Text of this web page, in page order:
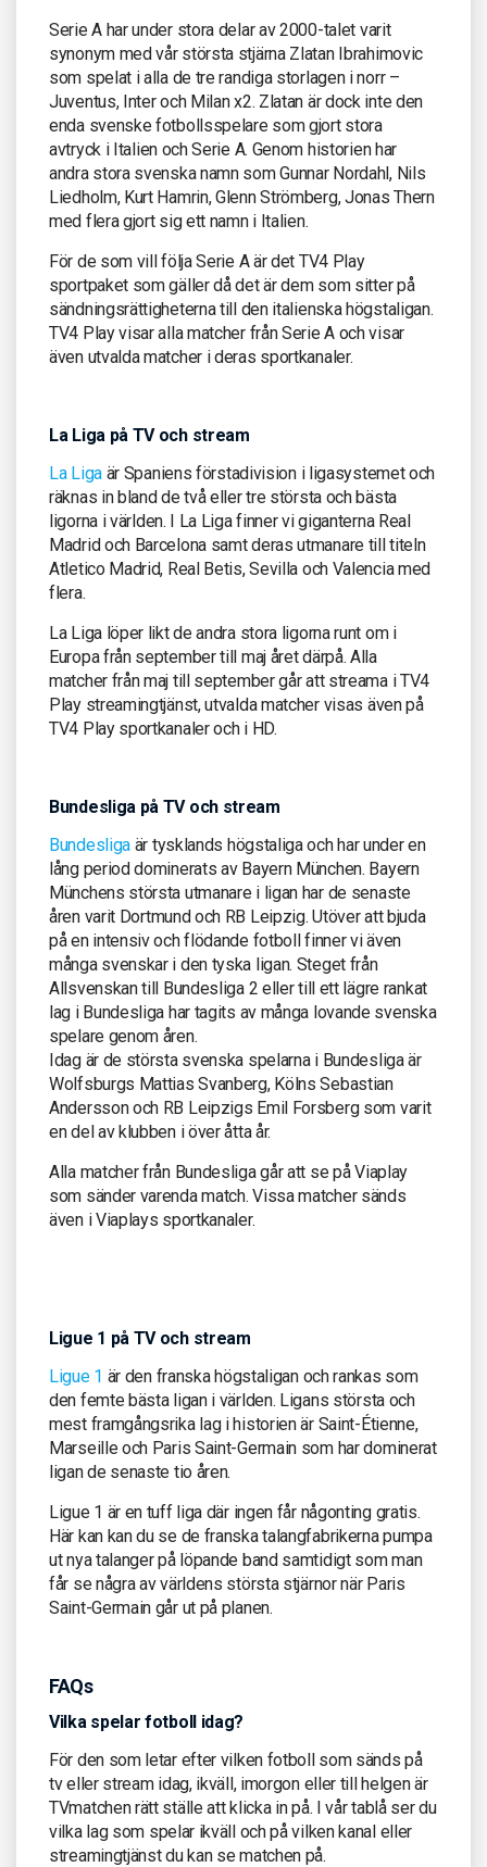
Serie A har under stora delar av 2000-talet varit
synonym med vår största stjärna Zlatan Ibrahimovic
som spelat i alla de tre randiga storlagen i norr –
Juventus, Inter och Milan x2. Zlatan är dock inte den
enda svenske fotbollsspelare som gjort stora
avtryck i Italien och Serie A. Genom historien har
andra stora svenska namn som Gunnar Nordahl, Nils
Liedholm, Kurt Hamrin, Glenn Strömberg, Jonas Thern
med flera gjort sig ett namn i Italien.
För de som vill följa Serie A är det TV4 Play
sportpaket som gäller då det är dem som sitter på
sändningsrättigheterna till den italienska högstaligan.
TV4 Play visar alla matcher från Serie A och visar
även utvalda matcher i deras sportkanaler.
La Liga på TV och stream
La Ligaär Spaniens förstadivision i ligasystemet och
räknas in bland de två eller tre största och bästa
ligorna i världen. I La Liga finner vi giganterna Real
Madrid och Barcelona samt deras utmanare till titeln
Atletico Madrid, Real Betis, Sevilla och Valencia med
flera.
La Liga löper likt de andra stora ligorna runt om i
Europa från september till maj året därpå. Alla
matcher från maj till september går att streama i TV4
Play streamingtjänst, utvalda matcher visas även på
TV4 Play sportkanaler och i HD.
Bundesliga på TV och stream
Bundesliga är tysklands högstaliga och har under en
lång period dominerats av Bayern München. Bayern
Münchens största utmanare i ligan har de senaste
åren varit Dortmund och RB Leipzig. Utöver att bjuda
på en intensiv och flödande fotboll finner vi även
många svenskar i den tyska ligan. Steget från
Allsvenskan till Bundesliga 2 eller till ett lägre rankat
lag i Bundesliga har tagits av många lovande svenska
spelare genom åren.
Idag är de största svenska spelarna i Bundesliga är
Wolfsburgs Mattias Svanberg, Kölns Sebastian
Andersson och RB Leipzigs Emil Forsberg som varit
en del av klubben i över åtta år.
Alla matcher från Bundesliga går att se på Viaplay
som sänder varenda match. Vissa matcher sänds
även i Viaplays sportkanaler.
Ligue 1 på TV och stream
Ligue 1 är den franska högstaligan och rankas som
den femte bästa ligan i världen. Ligans största och
mest framgångsrika lag i historien är Saint-Étienne,
Marseille och Paris Saint-Germain som har dominerat
ligan de senaste tio åren.
Ligue 1 är en tuff liga där ingen får någonting gratis.
Här kan kan du se de franska talangfabrikerna pumpa
ut nya talanger på löpande band samtidigt som man
får se några av världens största stjärnor när Paris
Saint-Germain går ut på planen.
FAQs
Vilka spelar fotboll idag?
För den som letar efter vilken fotboll som sänds på
tv eller stream idag, ikväll, imorgon eller till helgen är
TVmatchen rätt ställe att klicka in på. I vår tablå ser du
vilka lag som spelar ikväll och på vilken kanal eller
streamingtjänst du kan se matchen på.